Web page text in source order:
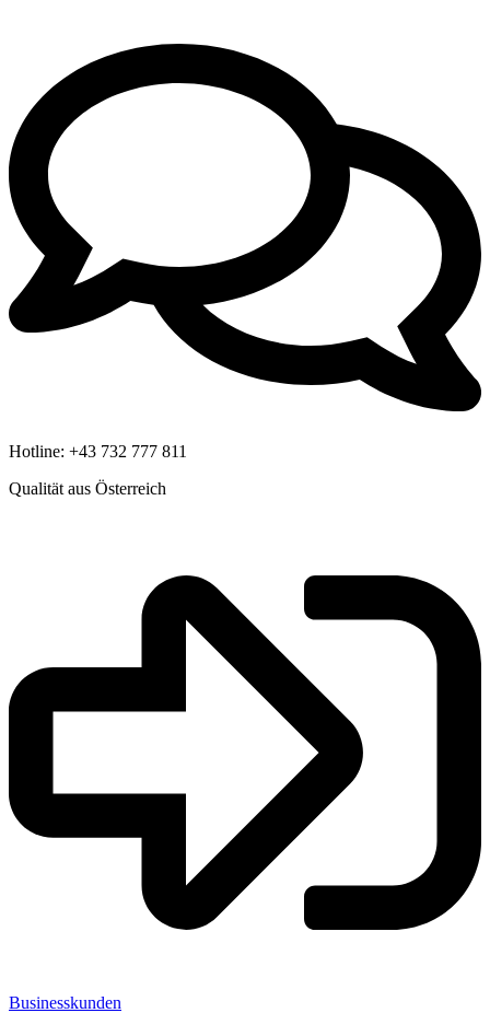
Hotline: +43 732 777 811
Qualität aus Österreich
Businesskunden